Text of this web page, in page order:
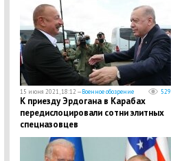
15 июня 2021, 18:12 —Военное обозрение 529
К приезду Эрдогана в Карабах
передислоцировали сотни элитных
спецназовцев